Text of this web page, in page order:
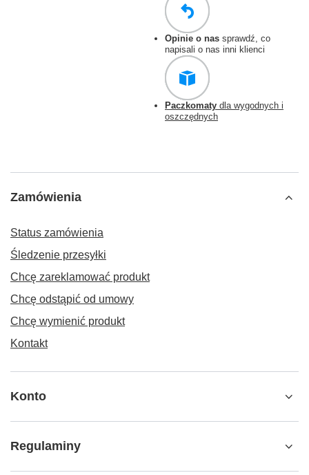
Opinie o nas sprawdź, co
napisali o nas inni klienci
Paczkomaty dla wygodnych i
oszczędnych
Zamówienia
Status zamówienia
Śledzenie przesyłki
Chcę zareklamować produkt
Chcę odstąpić od umowy
Chcę wymienić produkt
Kontakt
Konto
Regulaminy